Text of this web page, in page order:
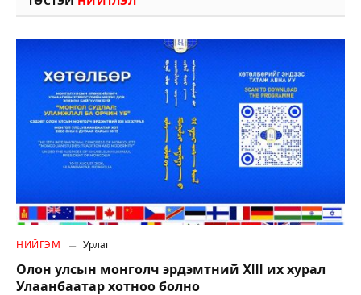
НИЙГЭМ Урлаг
Олон улсын монголч эрдэмтний XIII их хурал
Улаанбаатар хотноо болно